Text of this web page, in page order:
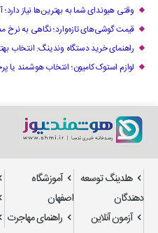
وقتی هیوندای شما به بهترین‌ها نیاز دارد؛
قیمت گوشی‌های تازه‌وارد؛ نگاهی به نرخ
راهنمای خرید دستگاه وندینگ: انتخاب
لوازم استوک کامیون؛ انتخاب هوشمند یا
هلدینگ توسعه
دهندگان
آموزشگاه
اصفهان
آزمون آنلاین
راهنمای مهاجرت